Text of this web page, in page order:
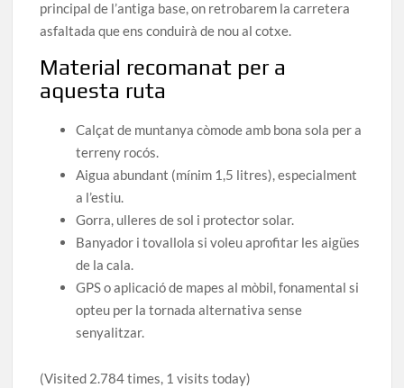
principal de l’antiga base, on retrobarem la carretera
asfaltada que ens conduirà de nou al cotxe.
Material recomanat per a
aquesta ruta
Calçat de muntanya còmode amb bona sola per a
terreny rocós.
Aigua abundant (mínim 1,5 litres), especialment
a l’estiu.
Gorra, ulleres de sol i protector solar.
Banyador i tovallola si voleu aprofitar les aigües
de la cala.
GPS o aplicació de mapes al mòbil, fonamental si
opteu per la tornada alternativa sense
senyalitzar.
(Visited 2.784 times, 1 visits today)